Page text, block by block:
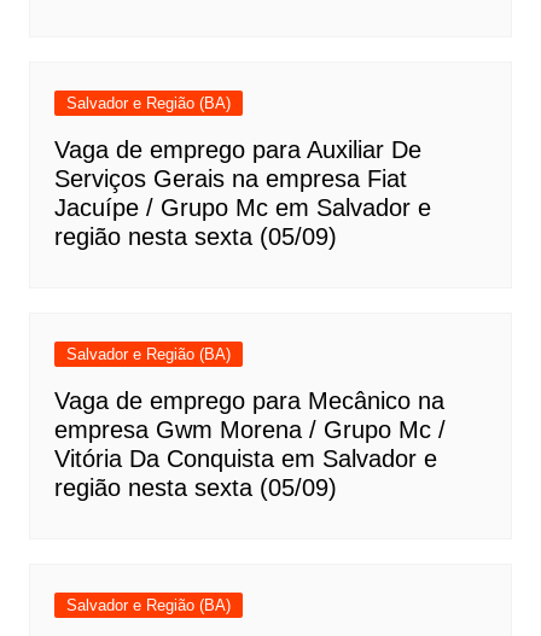
Salvador e Região (BA)
Vaga de emprego para Auxiliar De
Serviços Gerais na empresa Fiat
Jacuípe / Grupo Mc em Salvador e
região nesta sexta (05/09)
Salvador e Região (BA)
Vaga de emprego para Mecânico na
empresa Gwm Morena / Grupo Mc /
Vitória Da Conquista em Salvador e
região nesta sexta (05/09)
Salvador e Região (BA)